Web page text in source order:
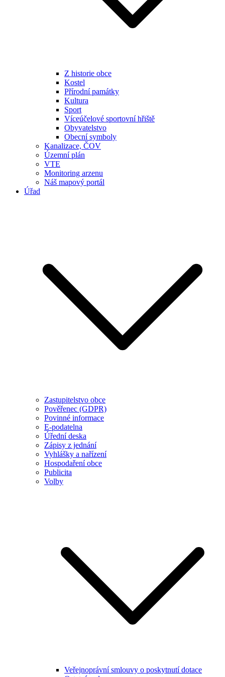
Z historie obce
Kostel
Přírodní památky
Kultura
Sport
Víceúčelové sportovní hřiště
Obyvatelstvo
Obecní symboly
Kanalizace, ČOV
Územní plán
VTE
Monitoring arzenu
Náš mapový portál
Úřad
Zastupitelstvo obce
Pověřenec (GDPR)
Povinné informace
E-podatelna
Úřední deska
Zápisy z jednání
Vyhlášky a nařízení
Hospodaření obce
Publicita
Volby
Veřejnoprávní smlouvy o poskytnutí dotace